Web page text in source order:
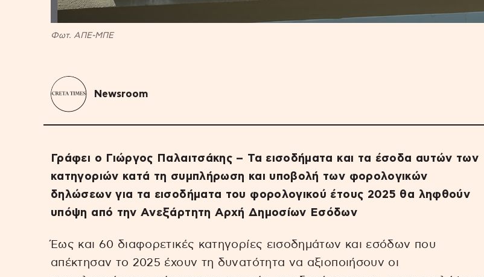
Φωτ. ΑΠΕ-ΜΠΕ
Newsroom
Γράφει ο Γιώργος Παλαιτσάκης – Τα εισοδήματα και τα έσοδα αυτών των
κατηγοριών κατά τη συμπλήρωση και υποβολή των φορολογικών
δηλώσεων για τα εισοδήματα του φορολογικού έτους 2025 θα ληφθούν
υπόψη από την Ανεξάρτητη Αρχή Δημοσίων Εσόδων
Έως και 60 διαφορετικές κατηγορίες εισοδημάτων και εσόδων που
απέκτησαν το 2025 έχουν τη δυνατότητα να αξιοποιήσουν οι